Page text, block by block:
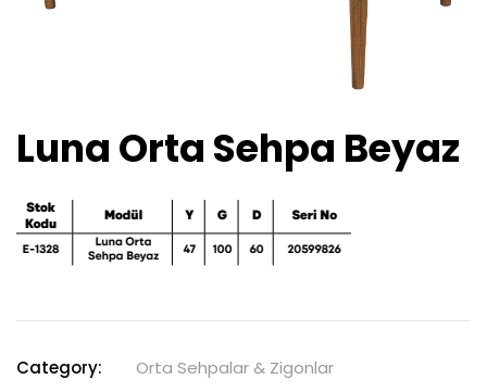
Luna Orta Sehpa Beyaz
Category: Orta Sehpalar & Zigonlar